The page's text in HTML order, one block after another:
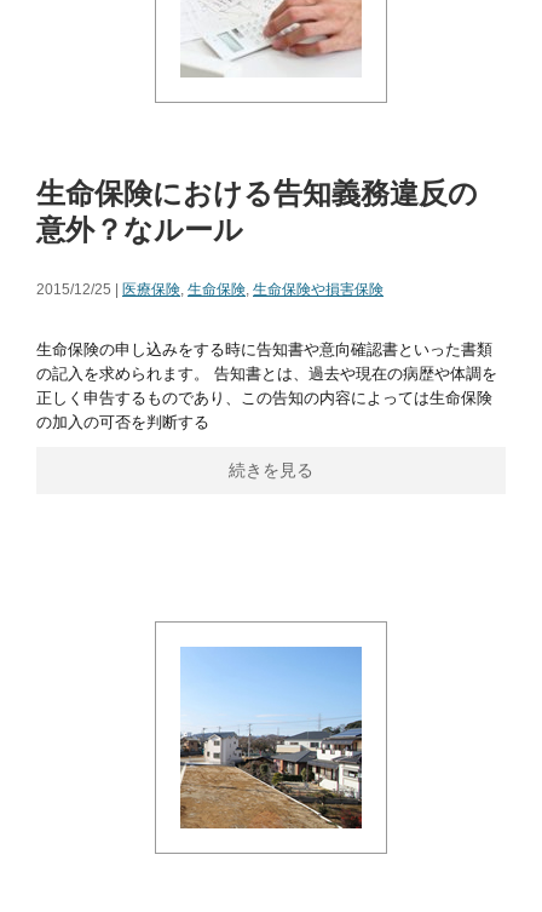
生命保険における告知義務違反の
意外？なルール
2015/12/25 | 医療保険, 生命保険, 生命保険や損害保険
生命保険の申し込みをする時に告知書や意向確認書といった書類
の記入を求められます。 告知書とは、過去や現在の病歴や体調を
正しく申告するものであり、この告知の内容によっては生命保険
の加入の可否を判断する
続きを見る